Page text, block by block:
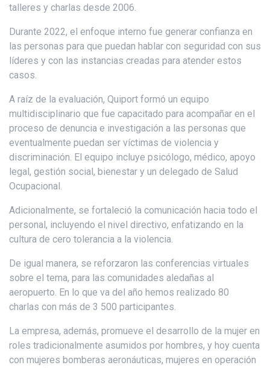
talleres y charlas desde 2006.
Durante 2022, el enfoque interno fue generar confianza en
las personas para que puedan hablar con seguridad con sus
líderes y con las instancias creadas para atender estos
casos.
A raíz de la evaluación, Quiport formó un equipo
multidisciplinario que fue capacitado para acompañar en el
proceso de denuncia e investigación a las personas que
eventualmente puedan ser víctimas de violencia y
discriminación. El equipo incluye psicólogo, médico, apoyo
legal, gestión social, bienestar y un delegado de Salud
Ocupacional.
Adicionalmente, se fortaleció la comunicación hacia todo el
personal, incluyendo el nivel directivo, enfatizando en la
cultura de cero tolerancia a la violencia.
De igual manera, se reforzaron las conferencias virtuales
sobre el tema, para las comunidades aledañas al
aeropuerto. En lo que va del año hemos realizado 80
charlas con más de 3 500 participantes.
La empresa, además, promueve el desarrollo de la mujer en
roles tradicionalmente asumidos por hombres, y hoy cuenta
con mujeres bomberas aeronáuticas, mujeres en operación